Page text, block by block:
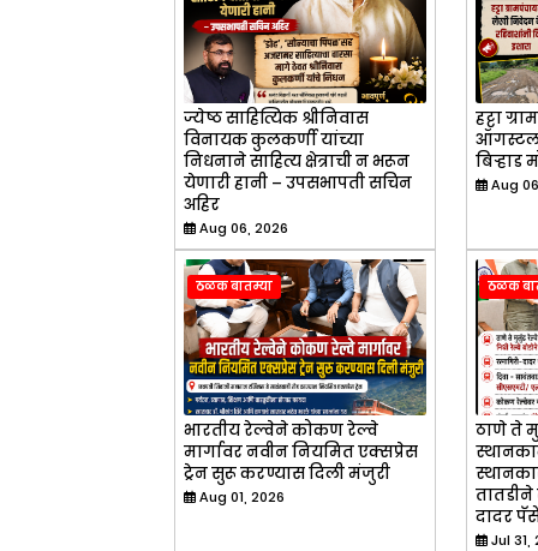
ज्येष्ठ साहित्यिक श्रीनिवास
विनायक कुलकर्णी यांच्या
निधनाने साहित्य क्षेत्राची न भरून
येणारी हानी – उपसभापती सचिन
अहिर
Aug 06, 2026
हट्टा
बिऱ्हाड
Aug
ठळक बातम्या
भारतीय रेल्वेने कोकण रेल्वे
मार्गावर नवीन नियमित एक्सप्रेस
ट्रेन सुरू करण्यास दिली मंजुरी
Aug 01, 2026
ठळक
ठाणे ते
तातडीने
दादर
Jul 31,